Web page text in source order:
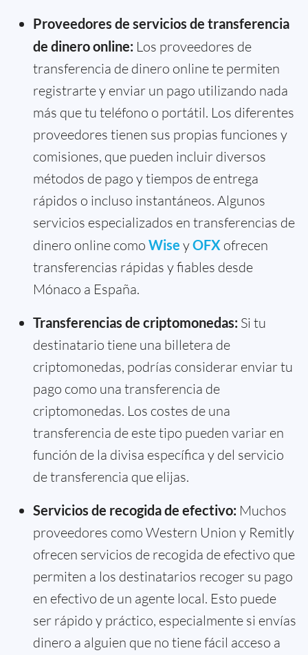
Proveedores de servicios de transferencia
de dinero online: Los proveedores de
transferencia de dinero online te permiten
registrarte y enviar un pago utilizando nada
más que tu teléfono o portátil. Los diferentes
proveedores tienen sus propias funciones y
comisiones, que pueden incluir diversos
métodos de pago y tiempos de entrega
rápidos o incluso instantáneos. Algunos
servicios especializados en transferencias de
dinero online como Wise yOFX ofrecen
transferencias rápidas y fiables desde
Mónaco a España.
Transferencias de criptomonedas: Si tu
destinatario tiene una billetera de
criptomonedas, podrías considerar enviar tu
pago como una transferencia de
criptomonedas. Los costes de una
transferencia de este tipo pueden variar en
función de la divisa específica y del servicio
de transferencia que elijas.
Servicios de recogida de efectivo: Muchos
proveedores como Western Union y Remitly
ofrecen servicios de recogida de efectivo que
permiten a los destinatarios recoger su pago
en efectivo de un agente local. Esto puede
ser rápido y práctico, especialmente si envías
dinero a alguien que no tiene fácil acceso a